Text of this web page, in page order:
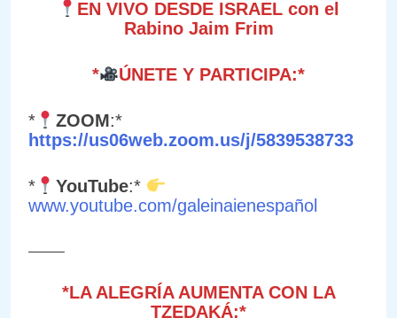
EN VIVO DESDE ISRAEL con el
Rabino Jaim Frim
* ÚNETE Y PARTICIPA:*
* ZOOM:*
https://us06web.zoom.us/j/5839538733
* YouTube:*
www.youtube.com/galeinaienespañol
——–
*LA ALEGRÍA AUMENTA CON LA
TZEDAKÁ:*